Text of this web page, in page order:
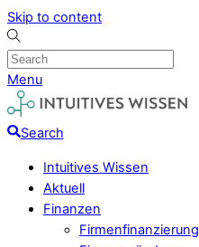
Skip to content
Menu
Search
Intuitives Wissen
Aktuell
Finanzen
Firmenfinanzierung